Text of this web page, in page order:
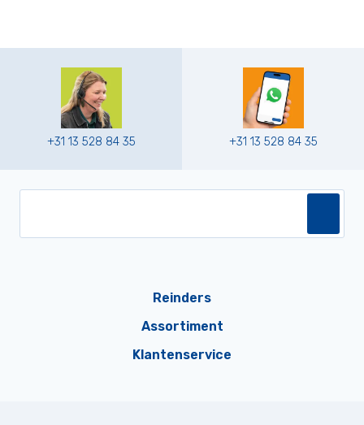
+31 13 528 84 35 +31 13 528 84 35
Reinders
Assortiment
Klantenservice